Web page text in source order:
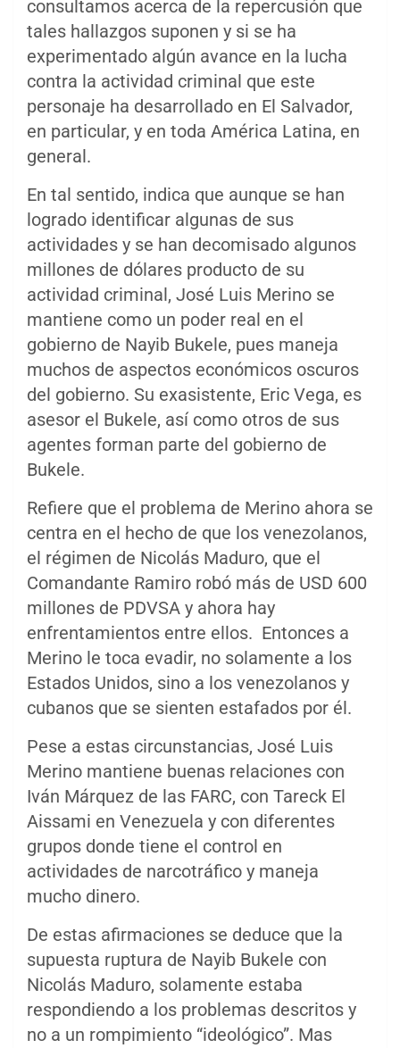
consultamos acerca de la repercusión que
tales hallazgos suponen y si se ha
experimentado algún avance en la lucha
contra la actividad criminal que este
personaje ha desarrollado en El Salvador,
en particular, y en toda América Latina, en
general.
En tal sentido, indica que aunque se han
logrado identificar algunas de sus
actividades y se han decomisado algunos
millones de dólares producto de su
actividad criminal, José Luis Merino se
mantiene como un poder real en el
gobierno de Nayib Bukele, pues maneja
muchos de aspectos económicos oscuros
del gobierno. Su exasistente, Eric Vega, es
asesor el Bukele, así como otros de sus
agentes forman parte del gobierno de
Bukele.
Refiere que el problema de Merino ahora se
centra en el hecho de que los venezolanos,
el régimen de Nicolás Maduro, que el
Comandante Ramiro robó más de USD 600
millones de PDVSA y ahora hay
enfrentamientos entre ellos. Entonces a
Merino le toca evadir, no solamente a los
Estados Unidos, sino a los venezolanos y
cubanos que se sienten estafados por él.
Pese a estas circunstancias, José Luis
Merino mantiene buenas relaciones con
Iván Márquez de las FARC, con Tareck El
Aissami en Venezuela y con diferentes
grupos donde tiene el control en
actividades de narcotráfico y maneja
mucho dinero.
De estas afirmaciones se deduce que la
supuesta ruptura de Nayib Bukele con
Nicolás Maduro, solamente estaba
respondiendo a los problemas descritos y
no a un rompimiento “ideológico”. Mas